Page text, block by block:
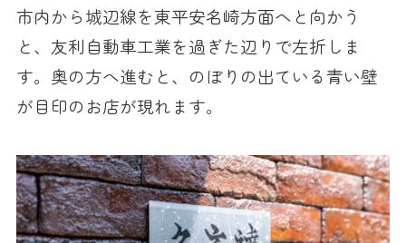
市内から城辺線を東平安名崎方面へと向かう
と、友利自動車工業を過ぎた辺りで左折しま
す。奥の方へ進むと、のぼりの出ている青い壁
が目印のお店が現れます。